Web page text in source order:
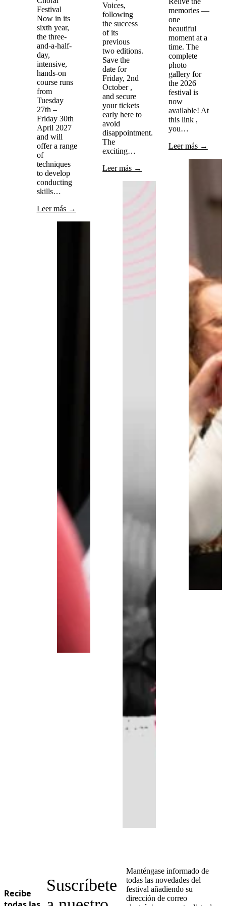
Festival
Now in its
sixth year,
the three-
and-a-half-
day,
intensive,
hands-on
course runs
from
Tuesday
27th –
Friday 30th
April 2027
and will
offer a range
of
techniques
to develop
conducting
skills…
Leer más →
Voices,
following
the success
of its
previous
two editions.
Save the
date for
Friday, 2nd
October ,
and secure
your tickets
early here to
avoid
disappointment.
The
exciting…
Leer más →
memories —
one
beautiful
moment at a
time. The
complete
photo
gallery for
the 2026
festival is
now
available! At
this link ,
you…
Leer más →
Recibe
Suscríbete
Manténgase informado de
todas las novedades del
festival añadiendo su
dirección de correo